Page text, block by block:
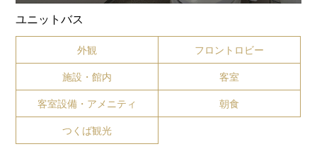
ユニットバス
外観 フロントロビー
施設・館内 客室
客室設備・アメニティ 朝食
つくば観光